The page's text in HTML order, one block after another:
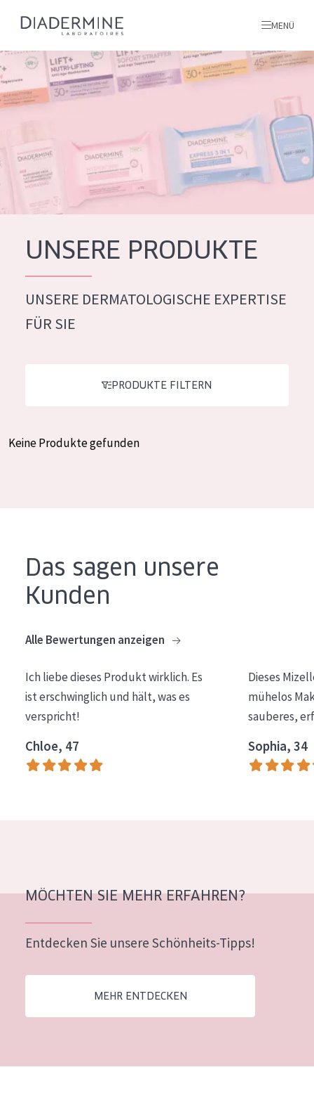
PRODUKTTYP
Feuchtigkeit und Ausstrahlung
Hautregeneration
PRODUKTTYP
Reinigung
Essentials
Lift+
Expert
Empfindliche Haut
Jedes alter
ALLE PRODUKTE
Alle produkte
MENÜ
inhaltsstoffe
Über uns
Inspiration
Kontakt
French
UNSERE PRODUKTE
UNSERE DERMATOLOGISCHE EXPERTISE
FÜR SIE
PRODUKTE FILTERN
Keine Produkte gefunden
Das sagen unsere
Kunden
Alle Bewertungen anzeigen
Ich liebe dieses Produkt wirklich. Es
ist erschwinglich und hält, was es
verspricht!
Chloe, 47
Dieses
mühelos
sauberes,
Sophia, 34
MÖCHTEN SIE MEHR ERFAHREN?
Entdecken Sie unsere Schönheits-Tipps!
MEHR ENTDECKEN